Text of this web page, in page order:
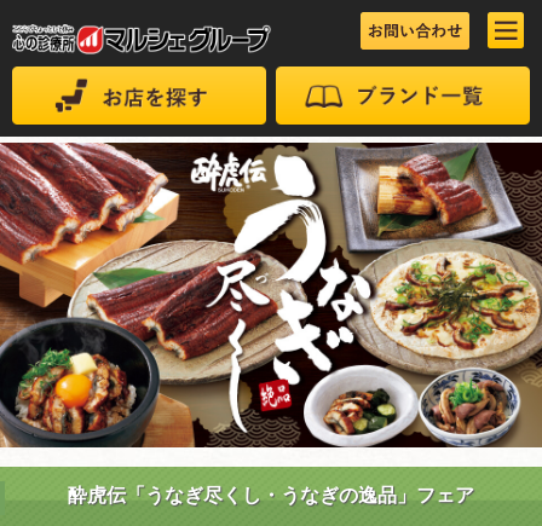
酔虎伝「うなぎ尽くし・うなぎの逸品」フェア